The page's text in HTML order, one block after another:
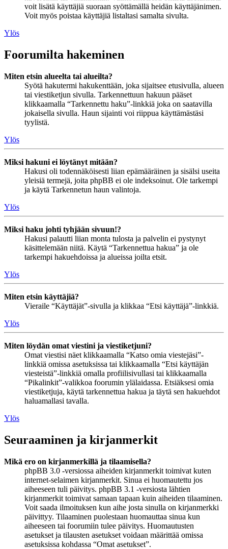
voit lisätä käyttäjiä suoraan syöttämällä heidän käyttäjänimen.
Voit myös poistaa käyttäjiä listaltasi samalta sivulta.
Ylös
Foorumilta hakeminen
Miten etsin alueelta tai alueilta?
Syötä hakutermi hakukenttään, joka sijaitsee etusivulla, alueen
tai viestiketjun sivulla. Tarkennettuun hakuun pääset
klikkaamalla “Tarkennettu haku”-linkkiä joka on saatavilla
jokaisella sivulla. Haun sijainti voi riippua käyttämästäsi
tyylistä.
Ylös
Miksi hakuni ei löytänyt mitään?
Hakusi oli todennäköisesti liian epämääräinen ja sisälsi useita
yleisiä termejä, joita phpBB ei ole indeksoinut. Ole tarkempi
ja käytä Tarkennetun haun valintoja.
Ylös
Miksi haku johti tyhjään sivuun!?
Hakusi palautti liian monta tulosta ja palvelin ei pystynyt
käsittelemään niitä. Käytä “Tarkennettua hakua” ja ole
tarkempi hakuehdoissa ja alueissa joilta etsit.
Ylös
Miten etsin käyttäjiä?
Vieraile “Käyttäjät”-sivulla ja klikkaa “Etsi käyttäjä”-linkkiä.
Ylös
Miten löydän omat viestini ja viestiketjuni?
Omat viestisi näet klikkaamalla “Katso omia viestejäsi”-
linkkiä omissa asetuksissa tai klikkaamalla “Etsi käyttäjän
viesteistä”-linkkiä omalla profiilisivullasi tai klikkaamalla
“Pikalinkit”-valikkoa foorumin ylälaidassa. Etsiäksesi omia
viestiketjuja, käytä tarkennettua hakua ja täytä sen hakuehdot
haluamallasi tavalla.
Ylös
Seuraaminen ja kirjanmerkit
Mikä ero on kirjanmerkillä ja tilaamisella?
phpBB 3.0 -versiossa aiheiden kirjanmerkit toimivat kuten
internet-selaimen kirjanmerkit. Sinua ei huomautettu jos
aiheeseen tuli päivitys. phpBB 3.1 -versiosta lähtien
kirjanmerkit toimivat samaan tapaan kuin aiheiden tilaaminen.
Voit saada ilmoituksen kun aihe josta sinulla on kirjanmerkki
päivittyy. Tilaaminen puolestaan huomauttaa sinua kun
aiheeseen tai foorumiin tulee päivitys. Huomautusten
asetukset ja tilausten asetukset voidaan määrittää omissa
asetuksissa kohdassa “Omat asetukset”.